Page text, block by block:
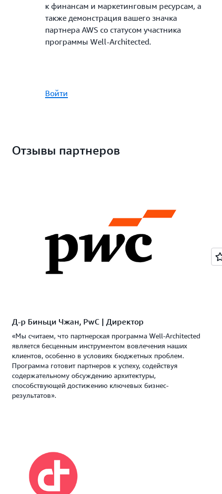
к финансам и маркетинговым ресурсам, а
также демонстрация вашего значка
партнера AWS со статусом участника
программы Well-Architected.
Войти
Отзывы партнеров
Д‑р Биньци Чжан, PwC | Директор
«Мы считаем, что партнерская программа Well-Architected
является бесценным инструментом вовлечения наших
клиентов, особенно в условиях бюджетных проблем.
Программа готовит партнеров к успеху, содействуя
содержательному обсуждению архитектуры,
способствующей достижению ключевых бизнес-
результатов».